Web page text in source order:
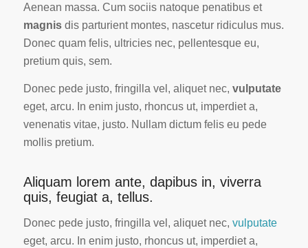
Aenean massa. Cum sociis natoque penatibus et
magnisdis parturient montes, nascetur ridiculus mus.
Donec quam felis, ultricies nec, pellentesque eu,
pretium quis, sem.
Donec pede justo, fringilla vel, aliquet nec, vulputate
eget, arcu. In enim justo, rhoncus ut, imperdiet a,
venenatis vitae, justo. Nullam dictum felis eu pede
mollis pretium.
Aliquam lorem ante, dapibus in, viverra
quis, feugiat a, tellus.
Donec pede justo, fringilla vel, aliquet nec, vulputate
eget, arcu. In enim justo, rhoncus ut, imperdiet a,